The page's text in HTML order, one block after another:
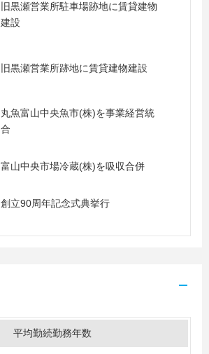
旧黒瀬営業所駐車場跡地に賃貸建物
建設
旧黒瀬営業所跡地に賃貸建物建設
丸魚富山中央魚市(株)を事業経営統
合
富山中央市場冷蔵(株)を吸収合併
創立90周年記念式典挙行
平均勤続勤務年数